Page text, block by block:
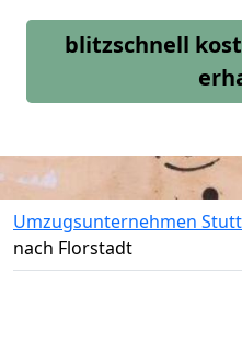
blitzschnell
Umzugsunternehmen
nach Florstadt